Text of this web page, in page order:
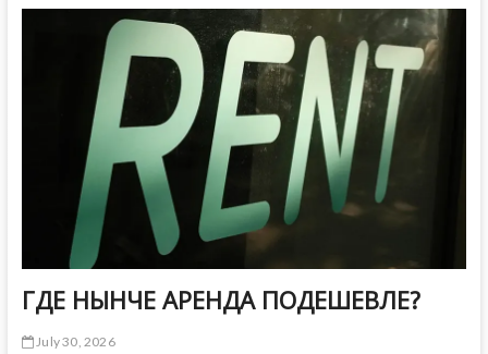
ГДЕ НЫНЧЕ АРЕНДА ПОДЕШЕВЛЕ?
July 30, 2026